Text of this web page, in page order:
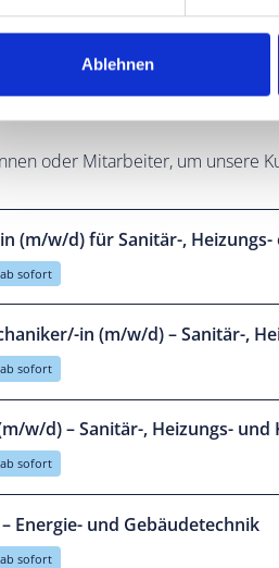
Ablehnen
oder Mitarbeiter, um unsere
(m/w/d) für Sanitär-,
ab sofort
in (m/w/d) – Sani­tär-,
ab sofort
w/d) – Sani­tär-, Hei­zungs- und
ab sofort
Ener­gie- und Ge­bäude­technik
ab sofort